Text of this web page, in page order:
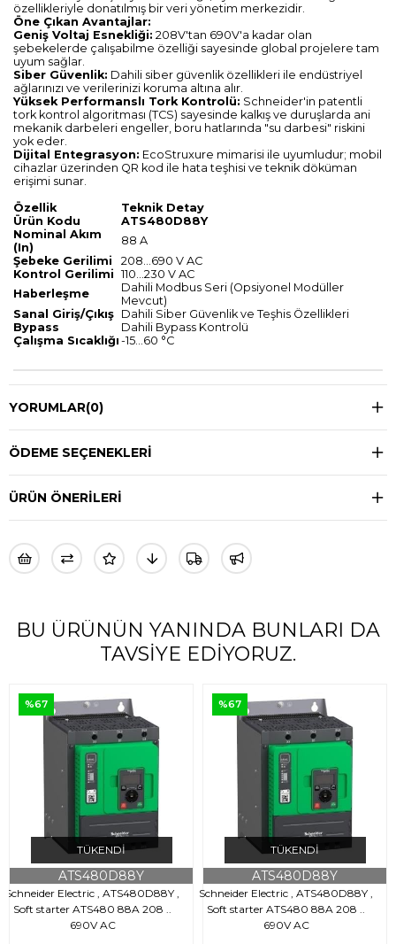
özellikleriyle donatılmış bir veri yönetim merkezidir.
Öne Çıkan Avantajlar:
Geniş Voltaj Esnekliği: 208V'tan 690V'a kadar olan
şebekelerde çalışabilme özelliği sayesinde global projelere tam
uyum sağlar.
Siber Güvenlik: Dahili siber güvenlik özellikleri ile endüstriyel
ağlarınızı ve verilerinizi koruma altına alır.
Yüksek Performanslı Tork Kontrolü: Schneider'in patentli
tork kontrol algoritması (TCS) sayesinde kalkış ve duruşlarda ani
mekanik darbeleri engeller, boru hatlarında "su darbesi" riskini
yok eder.
Dijital Entegrasyon: EcoStruxure mimarisi ile uyumludur; mobil
cihazlar üzerinden QR kod ile hata teşhisi ve teknik döküman
erişimi sunar.
Özellik
Teknik Detay
Ürün Kodu
ATS480D88Y
Nominal Akım
(In)
88 A
Şebeke Gerilimi
208...690 V AC
Kontrol Gerilimi 110...230 V AC
Haberleşme
Dahili Modbus Seri (Opsiyonel Modüller
Mevcut)
Sanal Giriş/Çıkış Dahili Siber Güvenlik ve Teşhis Özellikleri
Bypass
Dahili Bypass Kontrolü
Çalışma Sıcaklığı -15...60 °C
YORUMLAR(0)
ÖDEME SEÇENEKLERI
ÜRÜN ÖNERILERI
BU ÜRÜNÜN YANINDA BUNLARI DA
TAVSIYE EDIYORUZ.
TÜKENDI
Schneider Electric , ATS480D88Y ,
Soft starter ATS480 88A 208 ..
690V AC
ATS480D88Y
%67
TÜKENDI
Schneider Electric , ATS480D88Y ,
Soft starter ATS480 88A 208 ..
690V AC
ATS480D88Y
%67